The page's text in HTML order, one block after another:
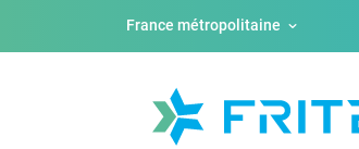
France métropolitaine